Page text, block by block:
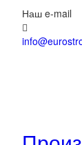
Наш e-mail